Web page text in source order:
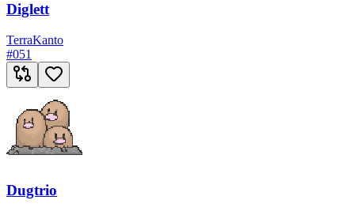
Diglett
TerraKanto
#051
Dugtrio